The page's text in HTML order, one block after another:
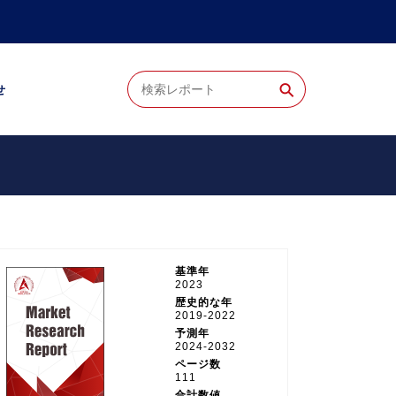
⚲
基準年
2023
歴史的な年
2019-2022
予測年
2024-2032
ページ数
111